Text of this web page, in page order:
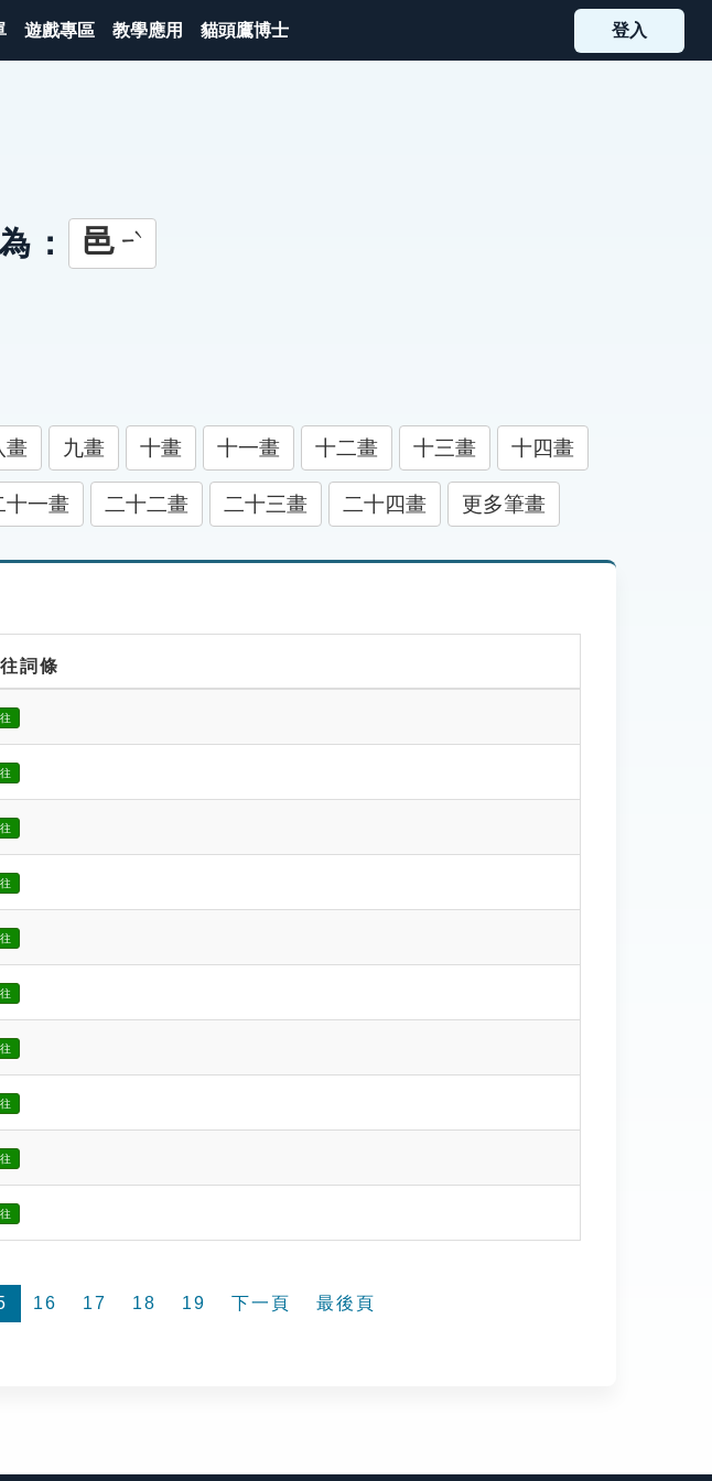
遊戲專區 教學應用 貓頭鷹博士 登入
： 邑 ㄧˋ
畫 九畫 十畫 十一畫 十二畫 十三畫 十四畫
十一畫 二十二畫 二十三畫 二十四畫 更多筆畫
詞條
16 17 18 19 下一頁 最後頁